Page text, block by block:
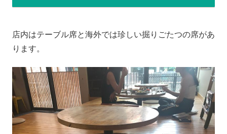
店内はテーブル席と海外では珍しい掘りごたつの席があ
ります。